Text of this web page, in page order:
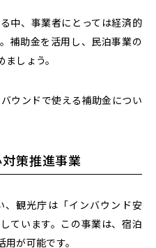
中、事業者にとっては経済的
補助金を活用し、民泊事業の
しょう。
ウンドで使える補助金につい
策推進事業
、観光庁は「インバウンド安
ています。この事業は、宿泊
が可能です。